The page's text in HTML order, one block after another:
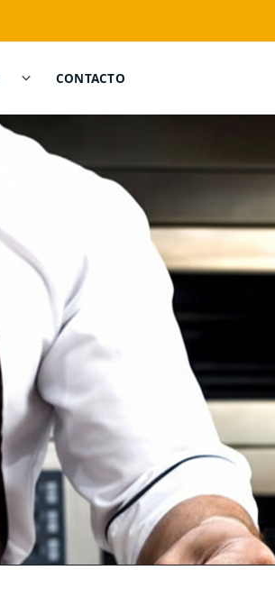
CONTACTO